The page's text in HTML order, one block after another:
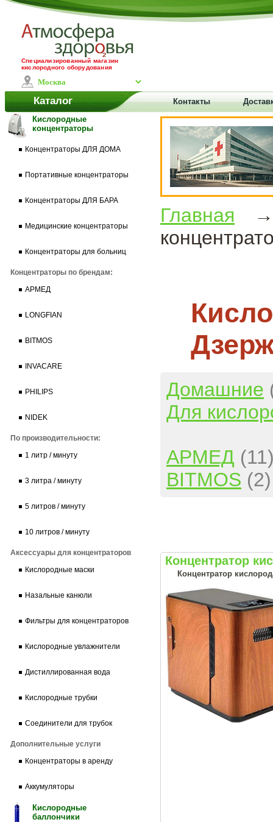
Специализированный магазин
кислородного оборудования
Каталог Контакты
Кислородные
концентраторы
Концентраторы ДЛЯ ДОМА
Портативные концентраторы
Концентраторы ДЛЯ БАРА
Медицинские концентраторы
Концентраторы для больниц
Концентраторы по брендам:
АРМЕД
LONGFIAN
BITMOS
INVACARE
PHILIPS
NIDEK
По производительности:
1 литр / минуту
3 литра / минуту
5 литров / минуту
10 литров / минуту
Аксессуары для концентраторов
Кислородные маски
Назальные канюли
Фильтры для концентраторов
Кислородные увлажнители
Дистиллированная вода
Кислородные трубки
Соединители для трубок
Дополнительные услуги
Концентраторы в аренду
Аккумуляторы
Кислородные
баллончики
Главная
Домашние
Для
АРМЕД
BITMOS (2)
Концентратор
Концентратор